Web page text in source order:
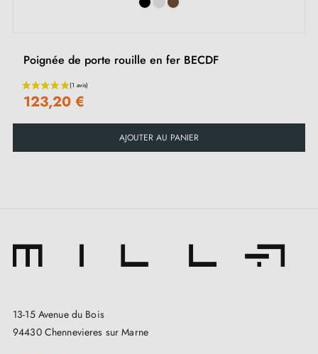
Poignée de porte rouille en fer BECDF
123,20 €
AJOUTER AU PANIER
13-15 Avenue du Bois
94430 Chennevieres sur Marne